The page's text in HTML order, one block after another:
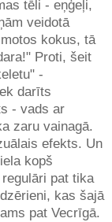
tēli - eņģeļi,
veidotā
kokus, tā
Proti, šeit
-
darīts
- vads ar
zaru vainagā.
efekts. Un
kopš
pat tika
kas šajā
pat Vecrīgā.